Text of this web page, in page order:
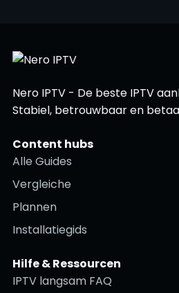
Nero IPTV - De beste IPTV
Stabiel, betrouwbaar en
Content hubs
Alle Guides
Vergleiche
Plannen
Installatiegids
Hilfe & Ressourcen
IPTV langsam FAQ